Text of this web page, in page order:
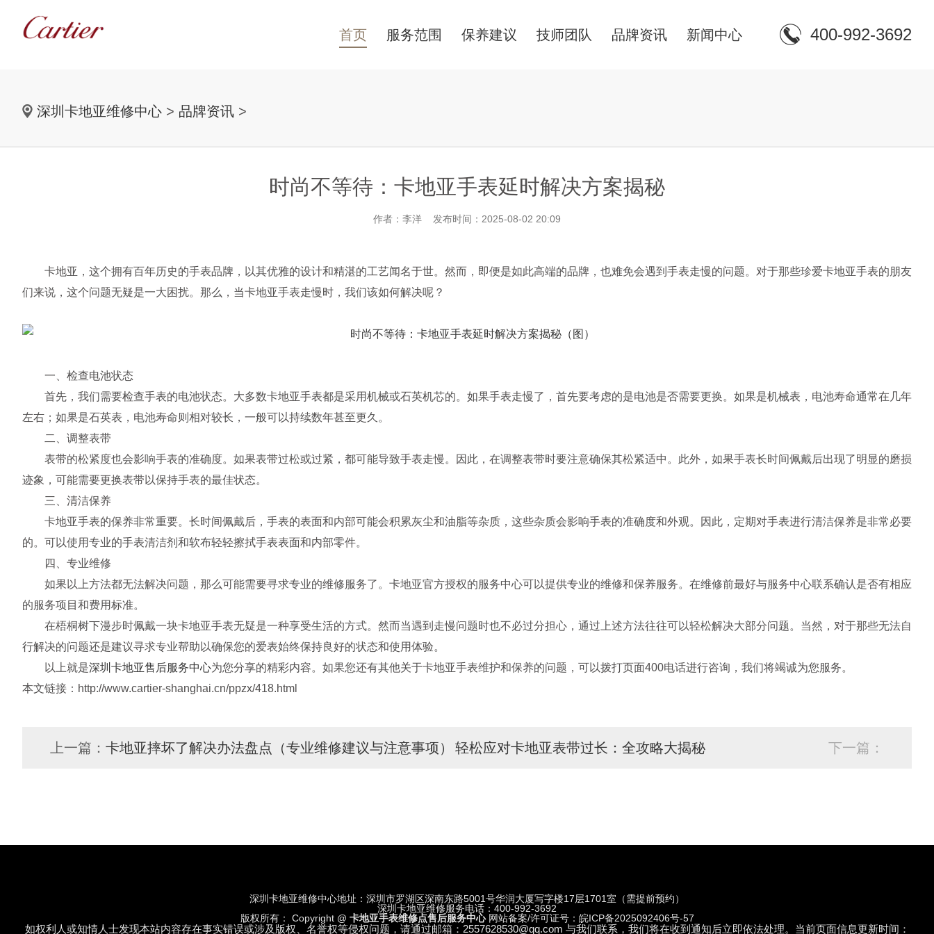
首页 服务范围 保养建议 技师团队 品牌资讯 新闻中心 400-992-3692
深圳卡地亚维修中心 > 品牌资讯 >
时尚不等待：卡地亚手表延时解决方案揭秘
作者：李洋 发布时间：2025-08-02 20:09
卡地亚，这个拥有百年历史的手表品牌，以其优雅的设计和精湛的工艺闻名于世。然而，即便是如此高端的品牌，也难免会遇到手表走慢的问题。对于那些珍爱卡地亚手表的朋友
们来说，这个问题无疑是一大困扰。那么，当卡地亚手表走慢时，我们该如何解决呢？
一、检查电池状态
首先，我们需要检查手表的电池状态。大多数卡地亚手表都是采用机械或石英机芯的。如果手表走慢了，首先要考虑的是电池是否需要更换。如果是机械表，电池寿命通常在几年
左右；如果是石英表，电池寿命则相对较长，一般可以持续数年甚至更久。
二、调整表带
表带的松紧度也会影响手表的准确度。如果表带过松或过紧，都可能导致手表走慢。因此，在调整表带时要注意确保其松紧适中。此外，如果手表长时间佩戴后出现了明显的磨损
迹象，可能需要更换表带以保持手表的最佳状态。
三、清洁保养
卡地亚手表的保养非常重要。长时间佩戴后，手表的表面和内部可能会积累灰尘和油脂等杂质，这些杂质会影响手表的准确度和外观。因此，定期对手表进行清洁保养是非常必要
的。可以使用专业的手表清洁剂和软布轻轻擦拭手表表面和内部零件。
四、专业维修
如果以上方法都无法解决问题，那么可能需要寻求专业的维修服务了。卡地亚官方授权的服务中心可以提供专业的维修和保养服务。在维修前最好与服务中心联系确认是否有相应
的服务项目和费用标准。
在梧桐树下漫步时佩戴一块卡地亚手表无疑是一种享受生活的方式。然而当遇到走慢问题时也不必过分担心，通过上述方法往往可以轻松解决大部分问题。当然，对于那些无法自
行解决的问题还是建议寻求专业帮助以确保您的爱表始终保持良好的状态和使用体验。
以上就是深圳卡地亚售后服务中心为您分享的精彩内容。如果您还有其他关于卡地亚手表维护和保养的问题，可以拨打页面400电话进行咨询，我们将竭诚为您服务。
本文链接：http://www.cartier-shanghai.cn/ppzx/418.html
上一篇： 卡地亚摔坏了解决办法盘点（专业维修建议与注意事项） 下一篇：
轻松应对卡地亚表带过长：全攻略大揭秘
深圳卡地亚维修中心地址：深圳市罗湖区深南东路5001号华润大厦写字楼17层1701室（需提前预约）
深圳卡地亚维修服务电话：400-992-3692
版权所有： Copyright @ 卡地亚手表维修点售后服务中心 网站备案/许可证号：皖ICP备2025092406号-57
如权利人或知情人士发现本站内容存在事实错误或涉及版权、名誉权等侵权问题，请通过邮箱：2557628530@qq.com 与我们联系，我们将在收到通知后立即依法处理。当前页面信息更新时间：